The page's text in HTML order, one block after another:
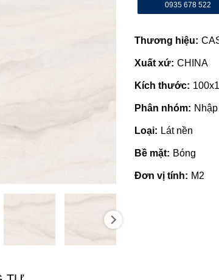
0935 678 522
Thương hiệu:
Xuất xứ: CHINA
Kích thước:
Phân nhóm:
Loại: Lát nền
Bề mặt: Bóng
Đơn vị tính: M2